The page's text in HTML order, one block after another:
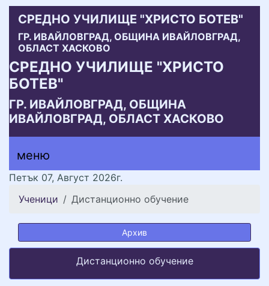
СРЕДНО УЧИЛИЩЕ "ХРИСТО БОТЕВ"
ГР. ИВАЙЛОВГРАД, ОБЩИНА ИВАЙЛОВГРАД,
ОБЛАСТ ХАСКОВО
СРЕДНО УЧИЛИЩЕ "ХРИСТО
БОТЕВ"
ГР. ИВАЙЛОВГРАД, ОБЩИНА
ИВАЙЛОВГРАД, ОБЛАСТ ХАСКОВО
меню горно
меню
меню
Петък 07, Август 2026г.
Ученици
Дистанционно обучение
Архив
Дистанционно обучение